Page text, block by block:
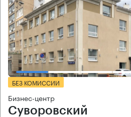
БЕЗ КОМИССИИ
Бизнес-центр
Суворовский